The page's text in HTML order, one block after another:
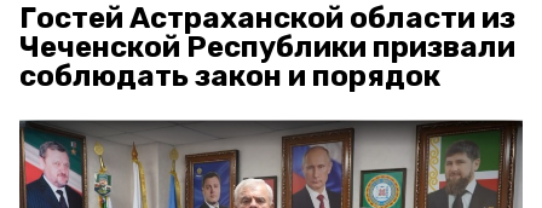
Гостей Астраханской области из
Чеченской Республики призвали
соблюдать закон и порядок